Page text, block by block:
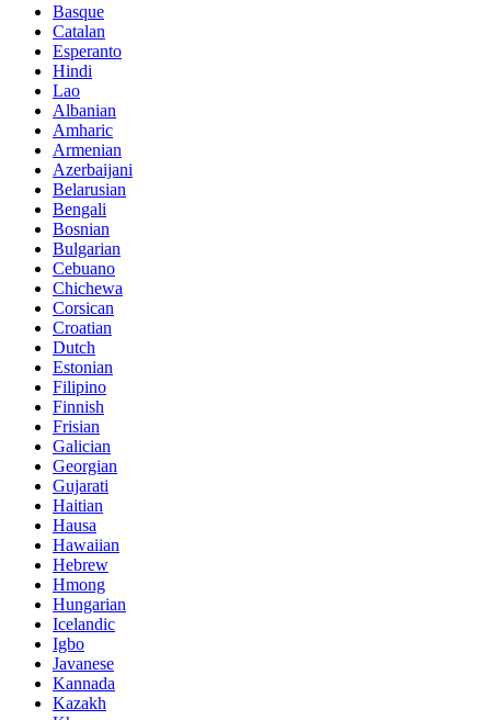
Basque
Catalan
Esperanto
Hindi
Lao
Albanian
Amharic
Armenian
Azerbaijani
Belarusian
Bengali
Bosnian
Bulgarian
Cebuano
Chichewa
Corsican
Croatian
Dutch
Estonian
Filipino
Finnish
Frisian
Galician
Georgian
Gujarati
Haitian
Hausa
Hawaiian
Hebrew
Hmong
Hungarian
Icelandic
Igbo
Javanese
Kannada
Kazakh